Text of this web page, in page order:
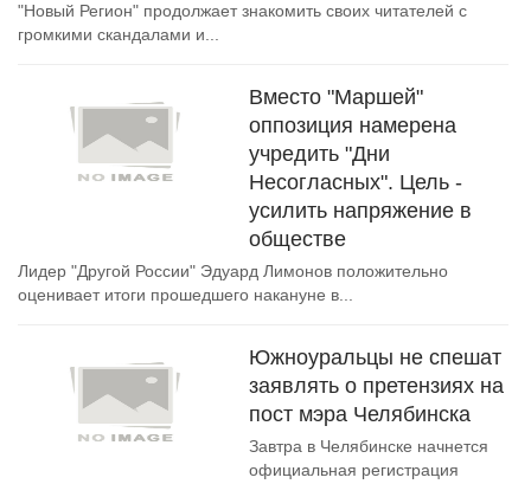
"Новый Регион" продолжает знакомить своих читателей с
громкими скандалами и...
Вместо "Маршей"
оппозиция намерена
учредить "Дни
Несогласных". Цель -
усилить напряжение в
обществе
Лидер "Другой России" Эдуард Лимонов положительно
оценивает итоги прошедшего накануне в...
Южноуральцы не спешат
заявлять о претензиях на
пост мэра Челябинска
Завтра в Челябинске начнется
официальная регистрация